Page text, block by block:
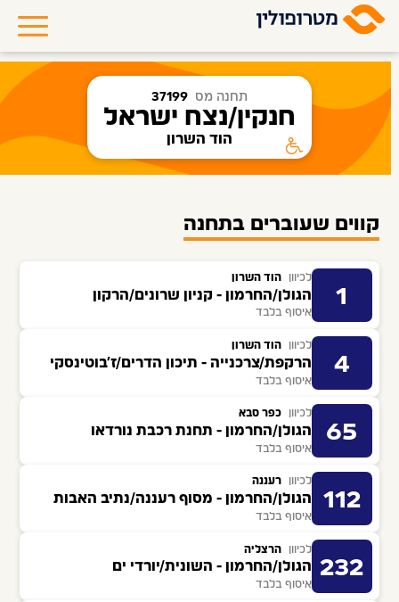
תחנה מס 37199
חנקין/נצח ישראל
הוד השרון
קווים שעוברים בתחנה
1
לכיוון הוד השרון
הגולן/החרמון - קניון שרונים/הרקון
איסוף בלבד
4
לכיוון הוד השרון
הרקפת/צרכנייה - תיכון הדרים/ז'בוטינסקי
איסוף בלבד
65
לכיוון כפר סבא
הגולן/החרמון - תחנת רכבת נורדאו
איסוף בלבד
112
לכיוון רעננה
הגולן/החרמון - מסוף רעננה/נתיב האבות
איסוף בלבד
232
לכיוון הרצליה
הגולן/החרמון - השונית/יורדי ים
איסוף בלבד